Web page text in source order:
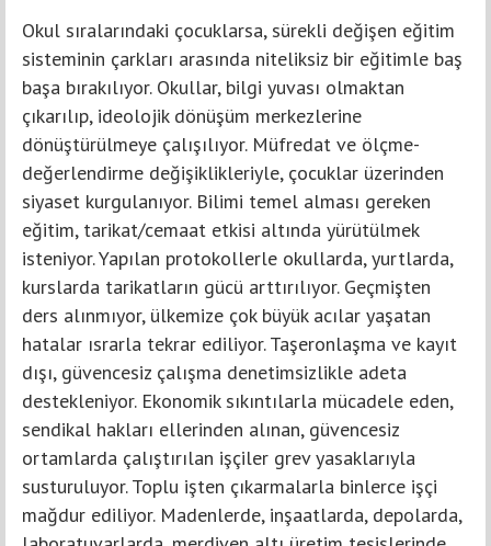
Okul sıralarındaki çocuklarsa, sürekli değişen eğitim
sisteminin çarkları arasında niteliksiz bir eğitimle baş
başa bırakılıyor. Okullar, bilgi yuvası olmaktan
çıkarılıp, ideolojik dönüşüm merkezlerine
dönüştürülmeye çalışılıyor. Müfredat ve ölçme-
değerlendirme değişiklikleriyle, çocuklar üzerinden
siyaset kurgulanıyor. Bilimi temel alması gereken
eğitim, tarikat/cemaat etkisi altında yürütülmek
isteniyor. Yapılan protokollerle okullarda, yurtlarda,
kurslarda tarikatların gücü arttırılıyor. Geçmişten
ders alınmıyor, ülkemize çok büyük acılar yaşatan
hatalar ısrarla tekrar ediliyor. Taşeronlaşma ve kayıt
dışı, güvencesiz çalışma denetimsizlikle adeta
destekleniyor. Ekonomik sıkıntılarla mücadele eden,
sendikal hakları ellerinden alınan, güvencesiz
ortamlarda çalıştırılan işçiler grev yasaklarıyla
susturuluyor. Toplu işten çıkarmalarla binlerce işçi
mağdur ediliyor. Madenlerde, inşaatlarda, depolarda,